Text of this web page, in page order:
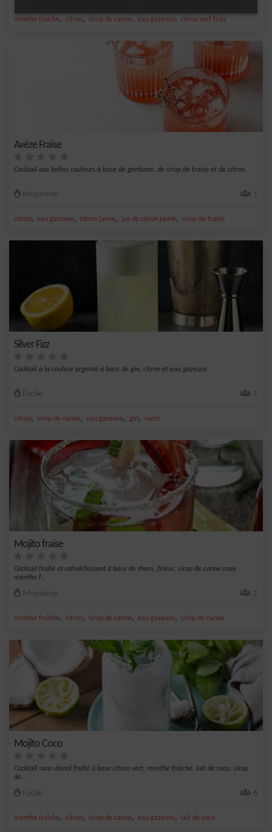
menthe fraîche, citron, sirop de canne, eau gazeuse, citron vert frais
Avèze Fraise
Cocktail aux belles couleurs à base de gentiane, de sirop de fraise et de citron.
Moyenne 1
citron, eau gazeuse, citron jaune, jus de citron jaune, sirop de fraise
Silver Fizz
Cocktail à la couleur argenté à base de gin, citron et eau gazeuse.
Facile 1
citron, sirop de canne, eau gazeuse, gin, sucre
Mojito fraise
Cocktail fruité et rafraîchissant à base de rhum, fraise, sirop de canne roux,
menthe f...
Moyenne 1
menthe fraîche, citron, sirop de canne, eau gazeuse, sirop de canne
Mojito Coco
Cocktail sans alcool fruité à base citron vert, menthe fraîche, lait de coco, sirop
de...
Facile 6
menthe fraîche, citron, sirop de canne, eau gazeuse, lait de coco